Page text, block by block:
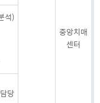
중앙치매
센터
석)
당